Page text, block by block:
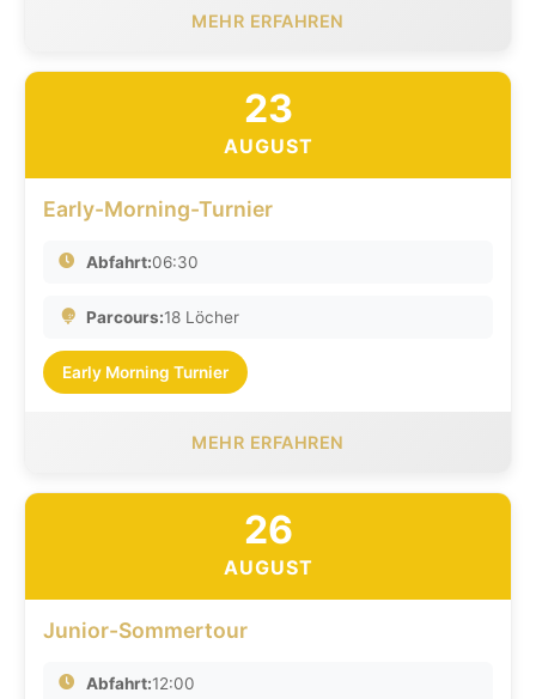
MEHR ERFAHREN
23
AUGUST
Early-Morning-Turnier
Abfahrt:06:30
Parcours:18 Löcher
Early Morning Turnier
MEHR ERFAHREN
26
AUGUST
Junior-Sommertour
Abfahrt:12:00